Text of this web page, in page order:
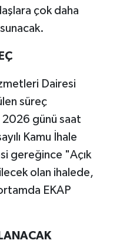
çok daha
Dairesi
süreç
2026 günü saat
Kamu İhale
gereğince "Açık
olan ihalede,
EKAP